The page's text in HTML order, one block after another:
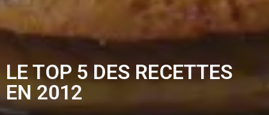
LE TOP 5 DES RECETTES
EN 2012